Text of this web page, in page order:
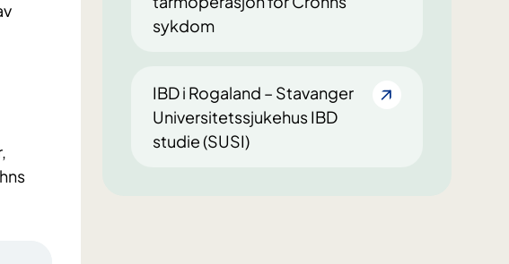
sykdom
IBD i Rogaland – Stavanger
Universitetssjukehus IBD
studie (SUSI)